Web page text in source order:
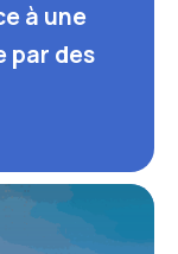
à une
par des